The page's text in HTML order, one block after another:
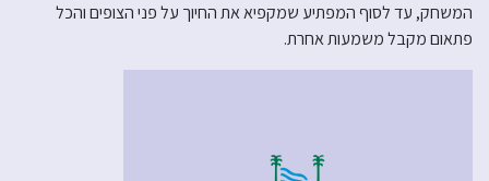
המשחק, עד לסוף המפתיע שמקפיא את החיוך על פני הצופים והכל
פתאום מקבל משמעות אחרת.